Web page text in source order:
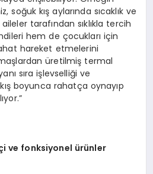
kış aylarında sıcaklık ve
tarafından sıklıkla tercih
hem de çocukları için
hareket etmelerini
üretilmiş termal
sıra işlevselliği ve
kış boyunca rahatça oynayıp
ve fonksiyonel ürünler